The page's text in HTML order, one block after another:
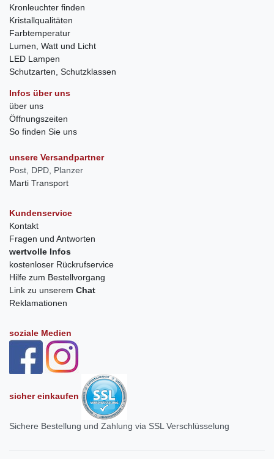
Kronleuchter finden
Kristallqualitäten
Farbtemperatur
Lumen, Watt und Licht
LED Lampen
Schutzarten, Schutzklassen
Infos über uns
über uns
Öffnungszeiten
So finden Sie uns
unsere Versandpartner
Post, DPD, Planzer
Marti Transport
Kundenservice
Kontakt
Fragen und Antworten
wertvolle Infos
kostenloser Rückrufservice
Hilfe zum Bestellvorgang
Link zu unserem Chat
Reklamationen
soziale Medien
sicher einkaufen
Sichere Bestellung und Zahlung via SSL Verschlüsselung